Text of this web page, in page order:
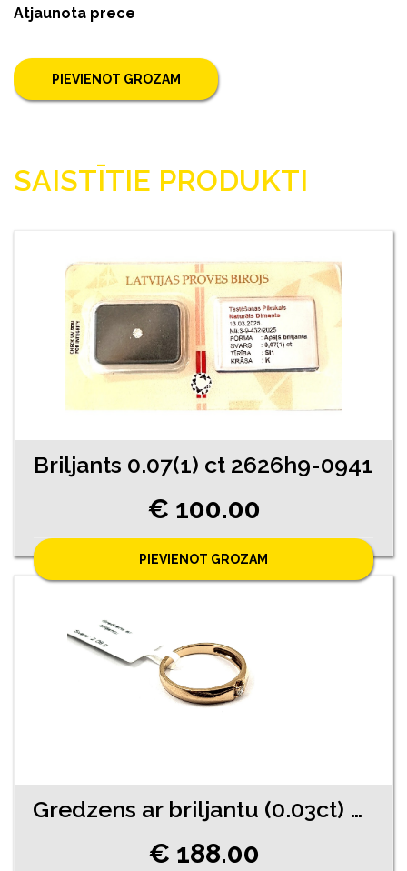
Atjaunota prece
PIEVIENOT GROZAM
SAISTĪTIE PRODUKTI
Briljants 0.07(1) ct 2626h9-0941
€ 100.00
PIEVIENOT GROZAM
Gredzens ar briljantu (0.03ct) 9770-4541
€ 188.00